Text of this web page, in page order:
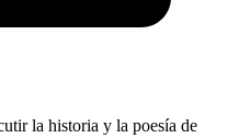
la historia y la poesía de